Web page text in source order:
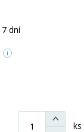
7 dní
ks